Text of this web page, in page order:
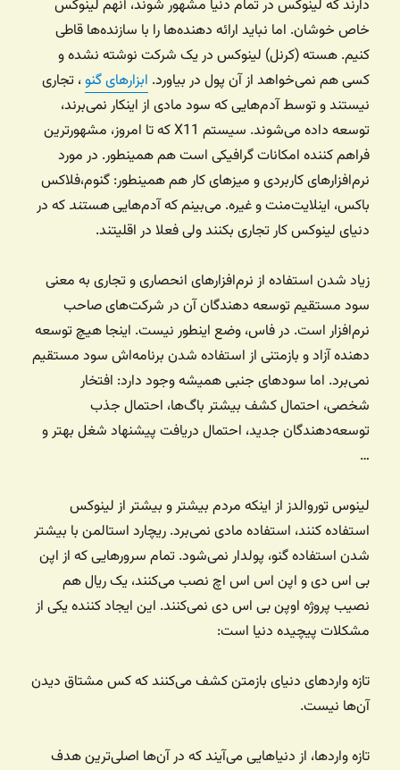
دارند که لینوکس در تمام دنیا مشهور شوند، آنهم لینوکس
خاص خوشان. اما نباید ارائه دهنده‌ها را با سازنده‌ها قاطی
کنیم. هسته (کرنل) لینوکس در یک شرکت نوشته نشده و
کسی هم نمی‌خواهد از آن پول در بیاورد. ابزارهای گنو، تجاری
نیستند و توسط آدم‌هایی که سود مادی از اینکار نمی‌برند،
توسعه داده می‌شوند. سیستم X11 که تا امروز، مشهورترین
فراهم کننده امکانات گرافیکی است هم همینطور. در مورد
نرم‌افزارهای کاربردی و میزهای کار هم همینطور: گنوم،‌فلاکس
باکس، اینلایت‌منت و غیره. می‌بینم که آدم‌هاییهستند که در
دنیای لینوکس کار تجاری بکنند ولی فعلا در اقلیتند.
زیاد شدن استفاده از نرم‌افزارهای انحصاری و تجاری به معنی
سود مستقیم توسعه دهندگان آن در شرکت‌های صاحب
نرم‌افزار است. در فاس، وضع اینطور نیست. اینجا هیچ توسعه
دهنده آزاد و بازمتنی از استفاده شدن برنامه‌اش سود مستقیم
نمی‌برد. اما سودهای جنبی همیشه وجود دارد: افتخار
شخصی، احتمال کشف بیشتر باگ‌ها، احتمال جذب
توسعه‌دهندگان جدید، احتمال دریافت پیشنهاد شغل بهتر و
…
لینوس توروالدز از اینکه مردم بیشتر و بیشتر از لینوکس
استفاده کنند، استفاده مادی نمی‌برد. ریچارد استالمن با بیشتر
شدن استفاده گنو، پولدار نمی‌شود. تمام سرورهایی که از اپن
بی اس دی و اپن اس اس اچ نصب می‌کنند، یک ریال هم
نصیب پروژه اوپن بی اس دی نمی‌کنند. این ایجاد کننده یکی از
مشکلات‌ پیچیده دنیا است:
تازه واردهای دنیای بازمتن کشف می‌کنند که کس مشتاق دیدن
آن‌ها نیست.
تازه واردها، از دنیاهایی می‌آیند که در آن‌ها اصلی‌ترین هدف